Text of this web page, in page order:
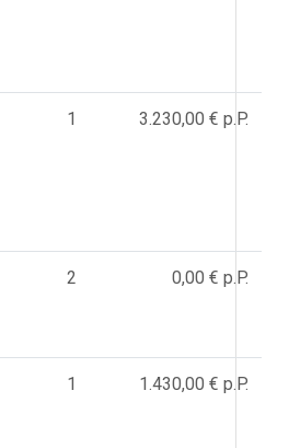
1 3.230,00 € p.P.
2 0,00 € p.P.
1 1.430,00 € p.P.